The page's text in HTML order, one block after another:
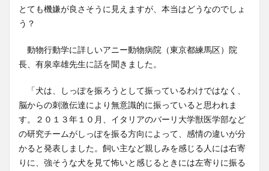
とても機嫌が良さそうに見えますが、本当はどうなのでしょ
う？
動物行動学に詳しいアニー動物病院（東京都練馬区）院
長、有泉幸雄先生に話を聞きました。
「犬は、しっぽを振ろうとして振っているわけではなく、
脳からの刺激伝達により無意識的に振っていると思われま
す。２０１３年１０月、イタリアのバーリ大学獣医学部など
の研究チームがしっぽを振る方向によって、感情の違いが分
かると発表しました。飼い主など親しみを感じる人には右寄
りに、強そうな犬を見て怖いと感じるときには左寄りに振る